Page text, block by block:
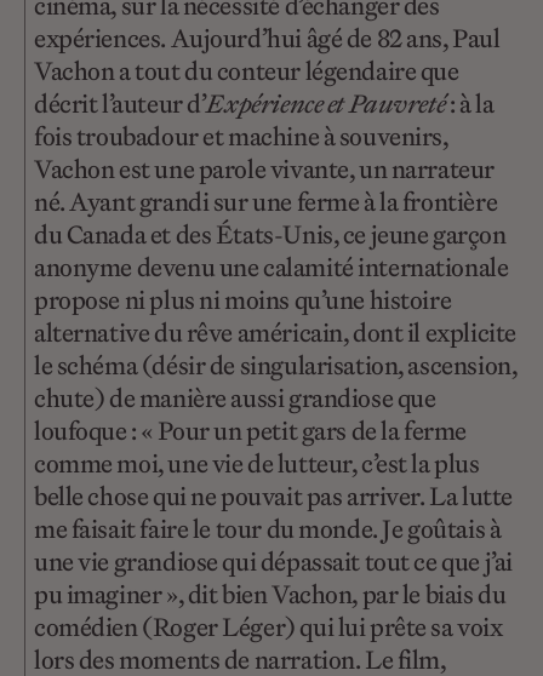
expériences. Aujourd’hui âgé de 82 ans, Paul
Vachon a tout du conteur légendaire que
décrit l’auteur d’Expérience et Pauvreté: à la
fois troubadour et machine à souvenirs,
Vachon est une parole vivante, un narrateur
né. Ayant grandi sur une ferme à la frontière
du Canada et des États-Unis, ce jeune garçon
anonyme devenu une calamité internationale
propose ni plus ni moins qu’une histoire
alternative du rêve américain, dont il explicite
le schéma (désir de singularisation, ascension,
chute) de manière aussi grandiose que
loufoque : « Pour un petit gars de la ferme
comme moi, une vie de lutteur, c’est la plus
belle chose qui ne pouvait pas arriver. La lutte
me faisait faire le tour du monde. Je goûtais à
une vie grandiose qui dépassait tout ce que j’ai
pu imaginer », dit bien Vachon, par le biais du
comédien (Roger Léger) qui lui prête sa voix
lors des moments de narration. Le film,